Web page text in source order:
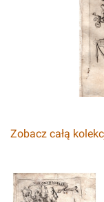
Zobacz całą